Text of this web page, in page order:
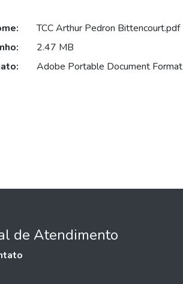
TCC Arthur Pedron Bittencourt.pdf
2.47 MB
Adobe Portable Document Format
de Atendimento